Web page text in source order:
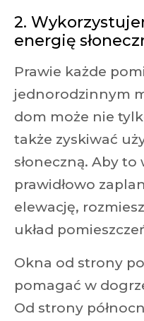
2.
energię
Prawie każde
jednorodzinnym
dom może nie
także zyskiwać
słoneczną. Aby
prawidłowo
elewację,
układ
Okna od strony
pomagać w
Od strony